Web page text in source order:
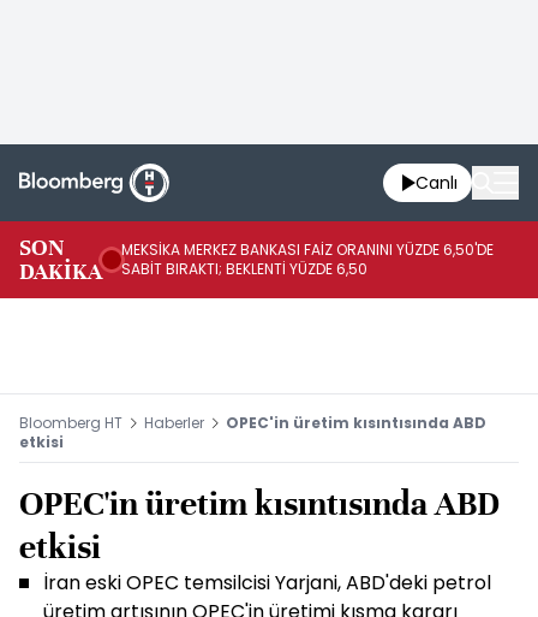
Canlı
SON
DAKİKA
MEKSİKA MERKEZ BANKASI FAİZ ORANINI YÜZDE 6,50'DE
SABİT BIRAKTI; BEKLENTİ YÜZDE 6,50
Bloomberg HT Haberler
OPEC'in üretim kısıntısında ABD
etkisi
OPEC'in üretim kısıntısında ABD
etkisi
İran eski OPEC temsilcisi Yarjani, ABD'deki petrol